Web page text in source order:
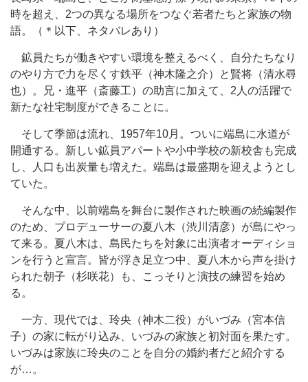
時を超え、2つの異なる場所をつなぐ若者たちと家族の物
語。（＊以下、ネタバレあり）
鉱員たちが働きやすい環境を整えるべく、自分たちなり
のやり方で力を尽くす鉄平（神木隆之介）と賢将（清水尋
也）。兄・進平（斎藤工）の助言に加えて、2人の活躍で
新たな社宅制度ができることに。
そして季節は流れ、1957年10月。ついに端島に水道が
開通する。新しい鉱員アパートや小中学校の新校舎も完成
し、人口も出炭量も増えた。端島は最盛期を迎えようとし
ていた。
そんな中、以前端島を舞台に製作された映画の続編製作
のため、プロデューサーの夏八木（渋川清彦）が島にやっ
て来る。夏八木は、島民たちを対象に出演者オーディショ
ンを行うと宣言。皆が浮き足立つ中、夏八木から声を掛け
られた朝子（杉咲花）も、こっそりと演技の練習を始め
る。
一方、現代では、玲央（神木二役）がいづみ（宮本信
子）の家に転がり込み、いづみの家族と初対面を果たす。
いづみは家族に玲央のことを自分の婚約者だと紹介する
が…。